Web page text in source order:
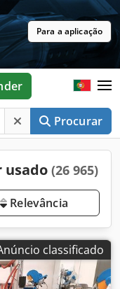
Para a aplicação
Procurar
usado (26 965)
Relevância
classificado